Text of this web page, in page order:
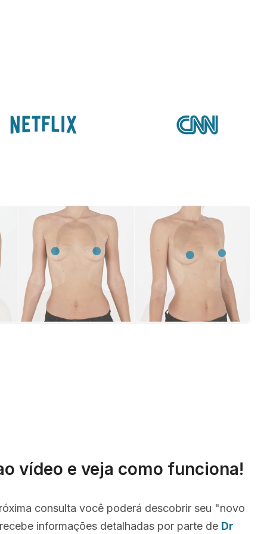
vídeo e veja como funciona!
consulta você poderá descobrir seu "novo
informações detalhadas por parte de Dr